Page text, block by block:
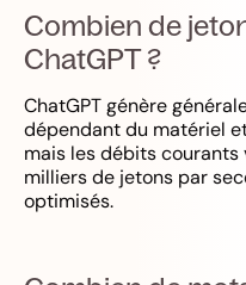
Combien de
ChatGPT ?
ChatGPT génère
dépendant du matériel
mais les débits
milliers de jetons par
optimisés.